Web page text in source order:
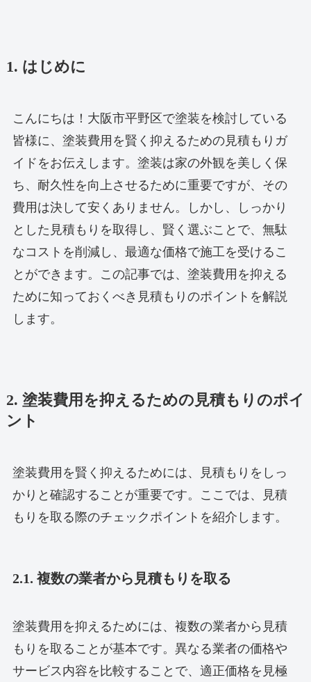
1. はじめに
こんにちは！大阪市平野区で塗装を検討している
皆様に、塗装費用を賢く抑えるための見積もりガ
イドをお伝えします。塗装は家の外観を美しく保
ち、耐久性を向上させるために重要ですが、その
費用は決して安くありません。しかし、しっかり
とした見積もりを取得し、賢く選ぶことで、無駄
なコストを削減し、最適な価格で施工を受けるこ
とができます。この記事では、塗装費用を抑える
ために知っておくべき見積もりのポイントを解説
します。
2. 塗装費用を抑えるための見積もりのポイ
ント
塗装費用を賢く抑えるためには、見積もりをしっ
かりと確認することが重要です。ここでは、見積
もりを取る際のチェックポイントを紹介します。
2.1. 複数の業者から見積もりを取る
塗装費用を抑えるためには、複数の業者から見積
もりを取ることが基本です。異なる業者の価格や
サービス内容を比較することで、適正価格を見極